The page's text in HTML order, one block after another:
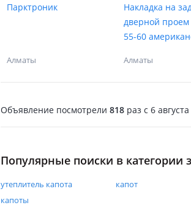
Парктроник
Алматы
Накладка на
дверной
55-60
Алматы
Объявление посмотрели 818 раз c 6 августа
Популярные поиски в категории
утеплитель капота капот
капоты